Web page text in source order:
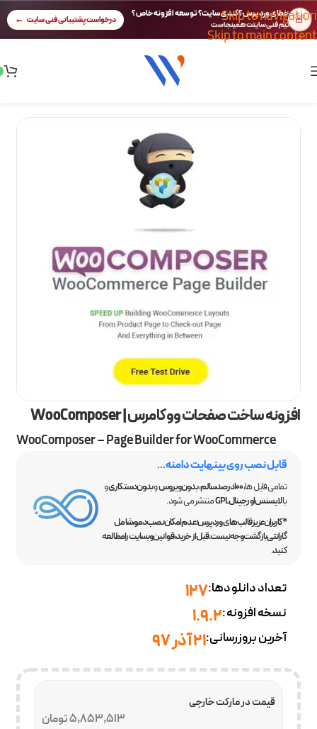
Skip to navigation
Skip to main content
🚨 خطای وردپرس؟ کندی سایت؟ توسعه افزونه خاص؟
تیم فنی سایتت همینجاست درخواست پشتیبانی فنی سایت
افزونه ساخت صفحات ووکامرس | WooComposer
WooComposer – Page Builder for WooCommerce
قابل نصب روی بینهایت دامنه...
تمامی فایل ها،100 درصد سالم ،بدون ویروسوبدون دستکاریو
بالایسنس اورجینال GPL
منتشر می شود.
*کاربران عزیز قالب‌های وردپرس؛ عدم امکان نصب دمو، شامل
گارانتی بازگشت وجه نیست. قبل از خرید، قوانین وبسایت را مطالعه
کنید.
تعداد دانلودها:127
نسخه افزونه:1.9.2
آخرین بروزرسانی:۲۱ آذر ۹۷
5,853,513 تومان
قیمت در مارکت خارجی